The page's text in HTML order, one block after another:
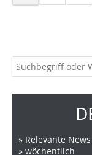
» Relevante
» wöchentlich